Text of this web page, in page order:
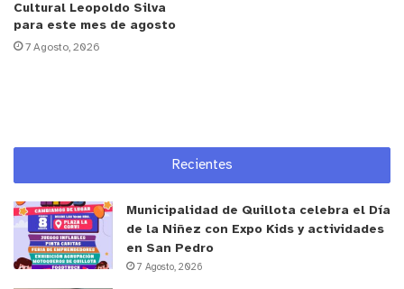
en los procesos de evaluación y postulación de las
comisiones seleccionadoras, una fase técnica
El desarrollo del rodaje, que aborda la historia de
un menor de doce años que utiliza el dibujo como
refugio frente a la violencia intrafamiliar, requirió
un despliegue operativo complejo en la zona
boscosa de Las Cruces, en el Litoral de los Poetas.
Cultural Leopoldo Silva
para este mes de agosto
7 Agosto, 2026
Recientes
Municipalidad de Quillota celebra el Día
de la Niñez con Expo Kids y actividades
en San Pedro
7 Agosto, 2026